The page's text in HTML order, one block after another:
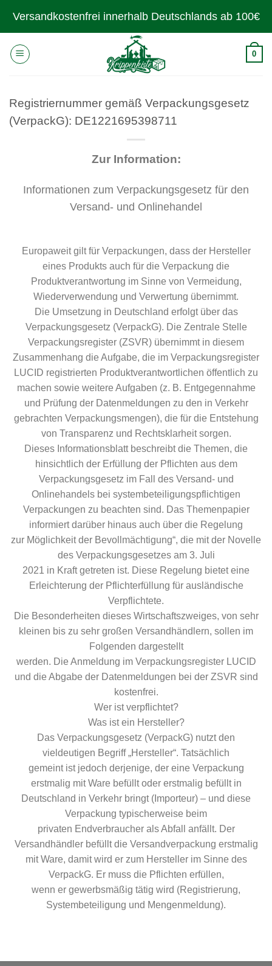
InhaltVersandkostenfrei innerhalb Deutschlands ab 100€
0
Registriernummer gemäß Verpackungsgesetz
(VerpackG): DE1221695398711
Zur Information:
Informationen zum Verpackungsgesetz für den
Versand- und Onlinehandel
Europaweit gilt für Verpackungen, dass der Hersteller
eines Produkts auch für die Verpackung die
Produktverantwortung im Sinne von Vermeidung,
Wiederverwendung und Verwertung übernimmt.
Die Umsetzung in Deutschland erfolgt über das
Verpackungsgesetz (VerpackG). Die Zentrale Stelle
Verpackungsregister (ZSVR) übernimmt in diesem
Zusammenhang die Aufgabe, die im Verpackungsregister
LUCID registrierten Produktverantwortlichen öffentlich zu
machen sowie weitere Aufgaben (z. B. Entgegennahme
und Prüfung der Datenmeldungen zu den in Verkehr
gebrachten Verpackungsmengen), die für die Entstehung
von Transparenz und Rechtsklarheit sorgen.
Dieses Informationsblatt beschreibt die Themen, die
hinsichtlich der Erfüllung der Pflichten aus dem
Verpackungsgesetz im Fall des Versand- und
Onlinehandels bei systembeteiligungspflichtigen
Verpackungen zu beachten sind. Das Themenpapier
informiert darüber hinaus auch über die Regelung
zur Möglichkeit der Bevollmächtigung“, die mit der Novelle
des Verpackungsgesetzes am 3. Juli
2021 in Kraft getreten ist. Diese Regelung bietet eine
Erleichterung der Pflichterfüllung für ausländische
Verpflichtete.
Die Besonderheiten dieses Wirtschaftszweiges, von sehr
kleinen bis zu sehr großen Versandhändlern, sollen im
Folgenden dargestellt
werden. Die Anmeldung im Verpackungsregister LUCID
und die Abgabe der Datenmeldungen bei der ZSVR sind
kostenfrei.
Wer ist verpflichtet?
Was ist ein Hersteller?
Das Verpackungsgesetz (VerpackG) nutzt den
vieldeutigen Begriff „Hersteller“. Tatsächlich
gemeint ist jedoch derjenige, der eine Verpackung
erstmalig mit Ware befüllt oder erstmalig befüllt in
Deutschland in Verkehr bringt (Importeur) – und diese
Verpackung typischerweise beim
privaten Endverbraucher als Abfall anfällt. Der
Versandhändler befüllt die Versandverpackung erstmalig
mit Ware, damit wird er zum Hersteller im Sinne des
VerpackG. Er muss die Pflichten erfüllen,
wenn er gewerbsmäßig tätig wird (Registrierung,
Systembeteiligung und Mengenmeldung).